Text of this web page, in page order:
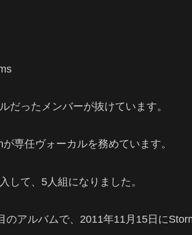
だったメンバーが抜けています。
専任ヴォーカルを務めています。
して、5人組になりました。
のアルバムで、2011年11月15日に